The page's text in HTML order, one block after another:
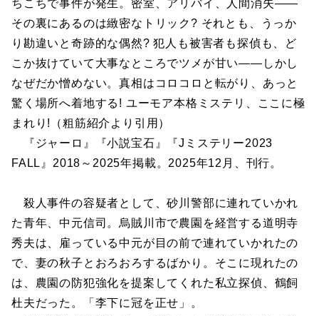
ちこちで事件が発生。密室、アリバイ、人間消失――
その裏にあるのは緻密なトリック? それとも、うっか
り勘違いと奇跡的な偶然? 犯人も被害者も探偵も、ど
こか抜けていて大事なところでツメが甘い――しかし
なぜだか憎めない。真相はコロコロと転がり、あっと
驚く場所へ着地する! ユーモア本格ミステリ、ここに極
まれり!（粗筋紹介より引用）
『ジャーロ』『小説宝石』『Jミステリー2023
FALL』2018～2025年掲載。2025年12月、刊行。
殺人事件の容疑者として、砂川警部に連れていかれ
た青年、中元信司。烏賊川市で農園を経営する道明寺
秀夫は、雇っている中元が目の前で連れていかれたの
で、妻の秋子とおろおろするばかり。そこに現れたの
は、農園の防犯強化を提案してくれた私立探偵、鶴飼
杜夫だった。「李下に冠を正せ」。